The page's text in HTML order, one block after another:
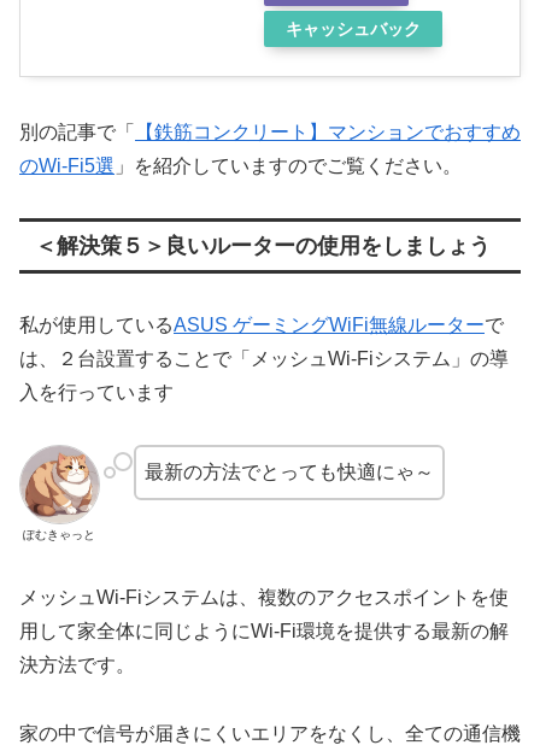
キャッシュバック
別の記事で「
【鉄筋コンクリート】マンションでおすすめ
のWi-Fi5選 」を紹介していますのでご覧ください。
＜解決策５＞良いルーターの使用をしましょう
私が使用しているASUS ゲーミングWiFi無線ルーターで
は、２台設置することで「メッシュWi-Fiシステム」の導
入を行っています
ぽむきゃっと
最新の方法でとっても快適にゃ～
メッシュWi-Fiシステムは、複数のアクセスポイントを使
用して家全体に同じようにWi-Fi環境を提供する最新の解
決方法です。
家の中で信号が届きにくいエリアをなくし、全ての通信機